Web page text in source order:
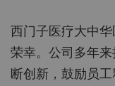
西门子医疗大中
荣幸。公司多年
断创新，鼓励员